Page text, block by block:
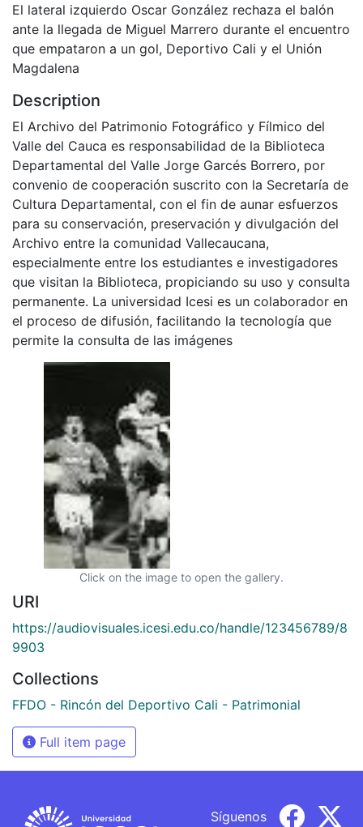
El lateral izquierdo Oscar González rechaza el balón
ante la llegada de Miguel Marrero durante el encuentro
que empataron a un gol, Deportivo Cali y el Unión
Magdalena
Description
El Archivo del Patrimonio Fotográfico y Fílmico del
Valle del Cauca es responsabilidad de la Biblioteca
Departamental del Valle Jorge Garcés Borrero, por
convenio de cooperación suscrito con la Secretaría de
Cultura Departamental, con el fin de aunar esfuerzos
para su conservación, preservación y divulgación del
Archivo entre la comunidad Vallecaucana,
especialmente entre los estudiantes e investigadores
que visitan la Biblioteca, propiciando su uso y consulta
permanente. La universidad Icesi es un colaborador en
el proceso de difusión, facilitando la tecnología que
permite la consulta de las imágenes
Click on the image to open the gallery.
URI
https://audiovisuales.icesi.edu.co/handle/123456789/8
9903
Collections
FFDO - Rincón del Deportivo Cali - Patrimonial
Full item page
Síguenos